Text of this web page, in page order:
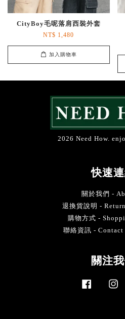
CityBoy毛呢落肩西裝外套
NT$ 1,480
加入購物車
2026 Need How.
快速
關於我們 -
退換貨說明 -
購物方式 -
聯絡資訊 -
關注
Facebook